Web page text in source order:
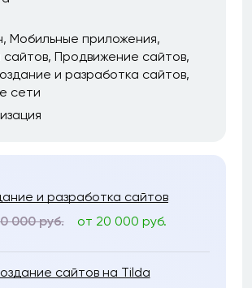
Мобильные приложения
Продвижение сайтов
и разработка сайтов
сети
и разработка сайтов
000 руб.
от 20 000 руб.
сайтов на Tilda